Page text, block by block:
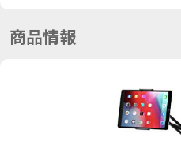
商品情報